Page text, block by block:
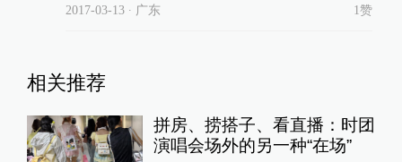
2017-03-13∙ 广东 1赞
相关推荐
拼房、捞搭子、看直播：时团
演唱会场外的另一种“在场”